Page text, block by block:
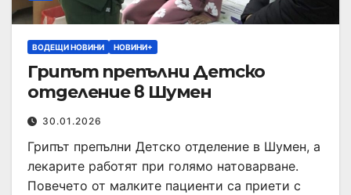
ВОДЕЩИ НОВИНИ НОВИНИ+
Грипът препълни Детско
отделение в Шумен
30.01.2026
Грипът препълни Детско отделение в Шумен, а
лекарите работят при голямо натоварване.
Повечето от малките пациенти са приети с